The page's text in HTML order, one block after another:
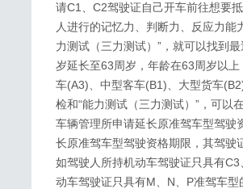
请C1、C2驾驶证自己开车前往想要
人进行的记忆力、判断力、反应力能
力测试（三力测试）”，就可以找到
岁延长至63周岁，年龄在63周岁以
车(A3)、中型客车(B1)、大型货车
检和“能力测试（三力测试）”，可以
车辆管理所申请延长原准驾车型驾驶
长原准驾车型驾驶资格期限，其驾驶
如驾驶人所持机动车驾驶证只具有
动车驾驶证只具有M、N、P准驾车